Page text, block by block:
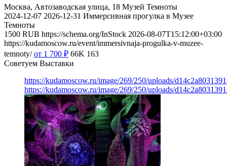
Москва, Автозаводская улица, 18 Музей Темноты
2024-12-07 2026-12-31 Иммерсивная прогулка в Музее
Темноты
1500 RUB https://schema.org/InStock 2026-08-07T15:12:00+03:00
https://kudamoscow.ru/event/immersivnaja-progulka-v-muzee-
temnoty/ от 1 700 ₽ 66K 163
Советуем Выставки
https://kudamoscow.ru/image/269/250/uploads/
https://kudamoscow.ru/image/269/250/uploads/